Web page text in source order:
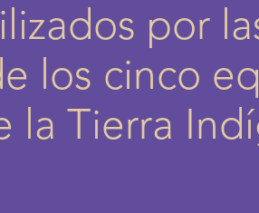
por
los cinco
la Tierra